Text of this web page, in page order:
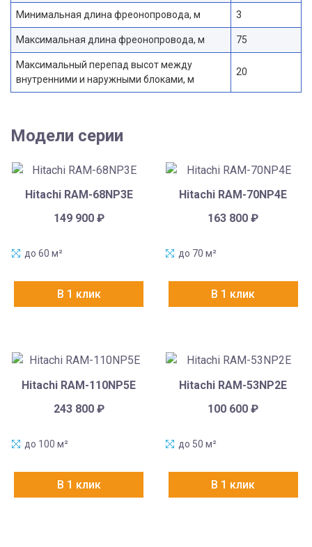
Минимальная длина фреонопровода, м 3
Максимальная длина фреонопровода, м 75
Максимальный перепад высот между
внутренними и наружными блоками, м
20
Модели серии
Hitachi RAM-68NP3E
149 900 ₽
до 60 м²
В 1 клик
Hitachi RAM-70NP4E
163 800₽
до 70 м²
В 1 клик
Hitachi RAM-110NP5E
243 800 ₽
до 100 м²
В 1 клик
Hitachi RAM-53NP2E
100 600₽
до 50 м²
В 1 клик